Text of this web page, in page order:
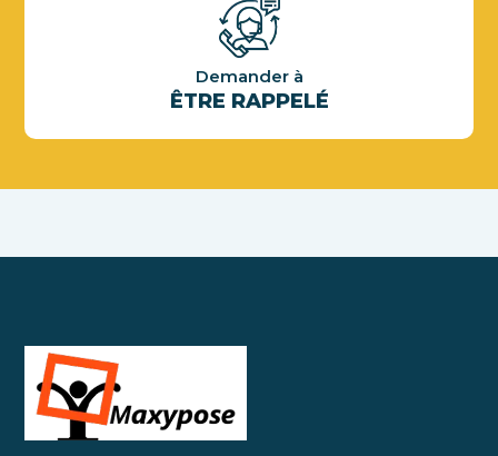
Demander à
ÊTRE RAPPELÉ